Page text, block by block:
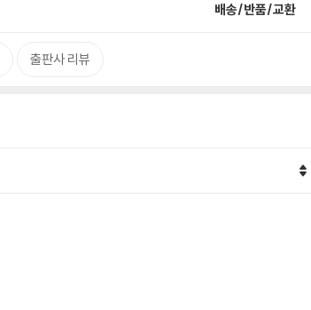
배송/반품/교환
출판사 리뷰